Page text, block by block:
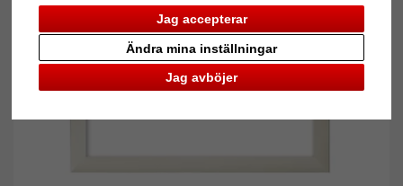
Jag accepterar
Jag avböjer
Ändra mina inställningar
Tillbaka